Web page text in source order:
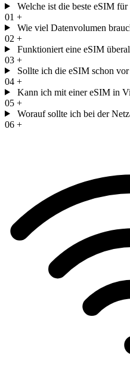
Welche ist die beste eSIM für
01 +
Wie viel Datenvolumen
02 +
Funktioniert eine eSIM
03 +
Sollte ich die eSIM schon
04 +
Kann ich mit einer eSIM in
05 +
Worauf sollte ich bei der
06 +